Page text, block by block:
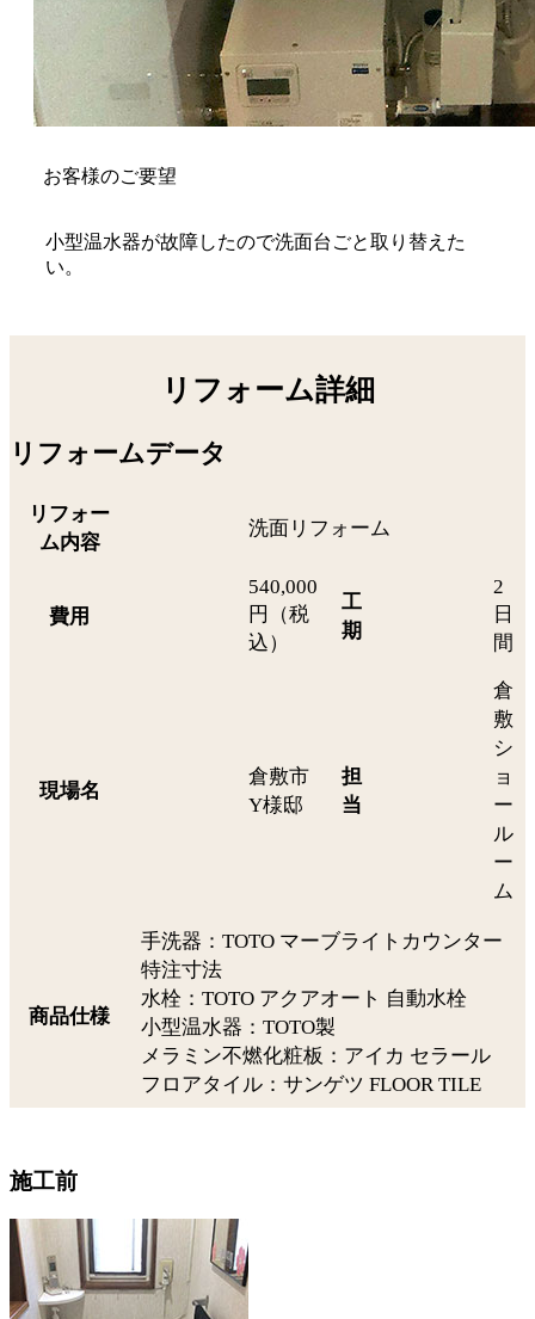
お客様のご要望
小型温水器が故障したので洗面台ごと取り替えた
い。
リフォーム詳細
リフォームデータ
リフォー
ム内容
洗面リフォーム
費用
540,000
円（税
込）
工
期
2
日
間
現場名
倉敷市
Y様邸
担
当
倉
敷
シ
ョ
ー
ル
ー
ム
商品仕様
手洗器：TOTO マーブライトカウンター
特注寸法
水栓：TOTO アクアオート 自動水栓
小型温水器：TOTO製
メラミン不燃化粧板：アイカ セラール
フロアタイル：サンゲツ FLOOR TILE
施工前